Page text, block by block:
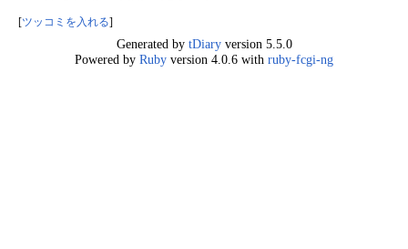
[ツッコミを入れる]
Generated by tDiaryversion 5.5.0
Powered by Ruby version 4.0.6 with ruby-fcgi-ng